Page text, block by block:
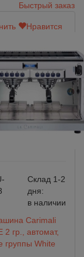
Быстрый заказ
Нравится
Склад 1-2
дня:
в наличии
Carimali
2 гр., автомат,
группы White